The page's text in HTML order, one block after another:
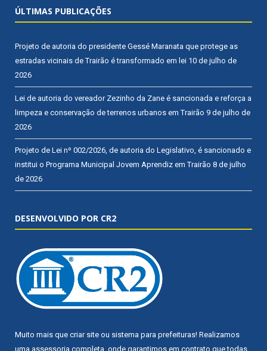
ÚLTIMAS PUBLICAÇÕES
Projeto de autoria do presidente Gessé Maranata que protege as
estradas vicinais de Trairão é transformado em lei 10 de julho de
2026
Lei de autoria do vereador Zezinho da Zane é sancionada e reforça a
limpeza e conservação de terrenos urbanos em Trairão 9 de julho de
2026
Projeto de Lei nº 002/2026, de autoria do Legislativo, é sancionado e
institui o Programa Municipal Jovem Aprendiz em Trairão 8 de julho
de 2026
DESENVOLVIDO POR CR2
Muito mais que criar site ou sistema para prefeituras! Realizamos
uma assessoria completa, onde garantimos em contrato que todas